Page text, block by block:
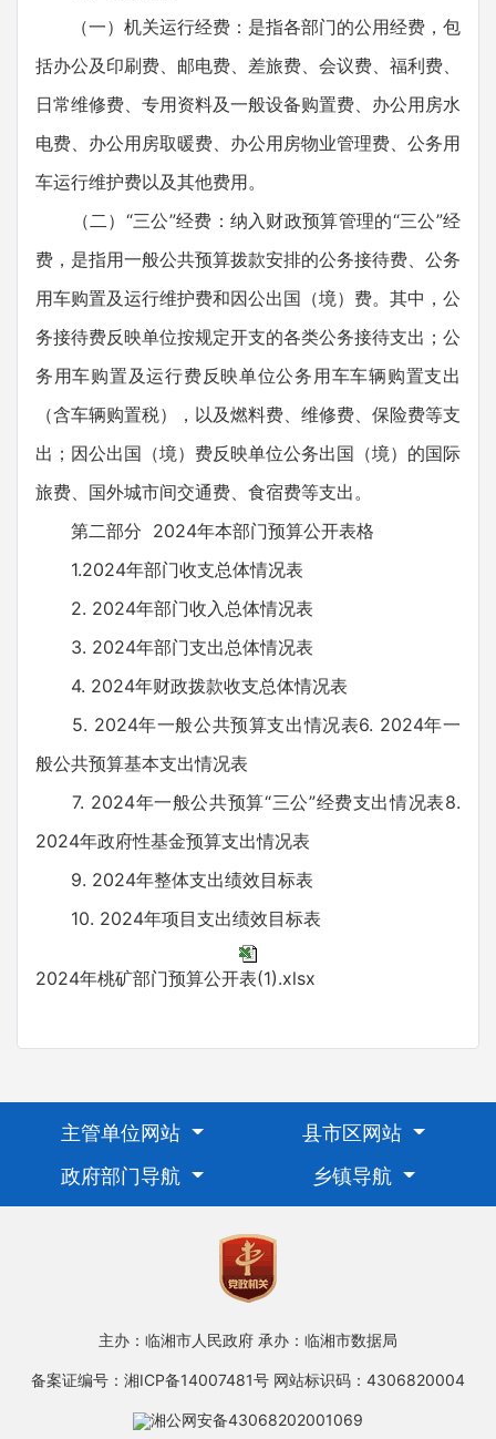
（一）机关运行经费：是指各部门的公用经费，包
括办公及印刷费、邮电费、差旅费、会议费、福利费、
日常维修费、专用资料及一般设备购置费、办公用房水
电费、办公用房取暖费、办公用房物业管理费、公务用
车运行维护费以及其他费用。
（二）“三公”经费：纳入财政预算管理的“三公”经
费，是指用一般公共预算拨款安排的公务接待费、公务
用车购置及运行维护费和因公出国（境）费。其中，公
务接待费反映单位按规定开支的各类公务接待支出；公
务用车购置及运行费反映单位公务用车车辆购置支出
（含车辆购置税），以及燃料费、维修费、保险费等支
出；因公出国（境）费反映单位公务出国（境）的国际
旅费、国外城市间交通费、食宿费等支出。
第二部分 2024年本部门预算公开表格
1.2024年部门收支总体情况表
2. 2024年部门收入总体情况表
3. 2024年部门支出总体情况表
4. 2024年财政拨款收支总体情况表
5. 2024年一般公共预算支出情况表6. 2024年一
般公共预算基本支出情况表
7. 2024年一般公共预算“三公”经费支出情况表8.
2024年政府性基金预算支出情况表
9. 2024年整体支出绩效目标表
10. 2024年项目支出绩效目标表
2024年桃矿部门预算公开表(1).xlsx
主管单位网站
县市区网站
政府部门导航
乡镇导航
主办：临湘市人民政府 承办：临湘市数据局
备案证编号：湘ICP备14007481号 网站标识码：4306820004
湘公网安备43068202001069